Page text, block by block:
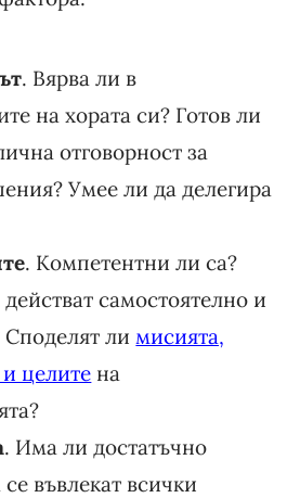
. Вярва ли в
на хората си? Готов ли
отговорност за
Умее ли да делегира
. Компетентни ли са?
самостоятелно и
ли мисията,
целите на
. Има ли достатъчно
въвлекат всички